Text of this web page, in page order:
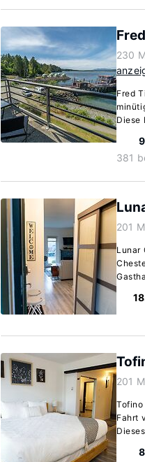
230
Fred
Diese
381
201
Lunar
201
Fahrt